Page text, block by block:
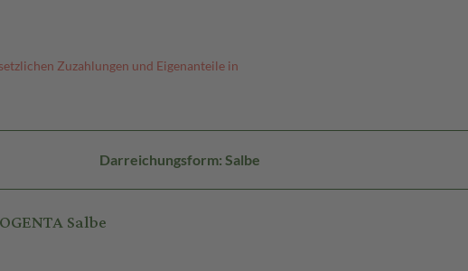
Zuzahlungen und Eigenanteile in
Darreichungsform: Salbe
Salbe